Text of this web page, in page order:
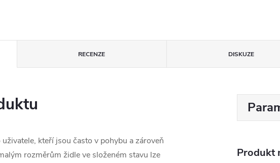
RECENZE DISKUZE
kteří jsou často v pohybu a zároveň
rozměrům židle ve složeném stavu lze
Produkt